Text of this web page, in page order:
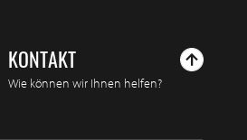
KONTAKT
Wie können wir Ihnen helfen?